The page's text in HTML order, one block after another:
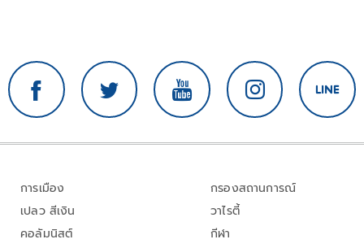
การเมือง
เปลว สีเงิน
คอลัมนิสต์
กรองสถานการณ์
วาไรตี้
กีฬา